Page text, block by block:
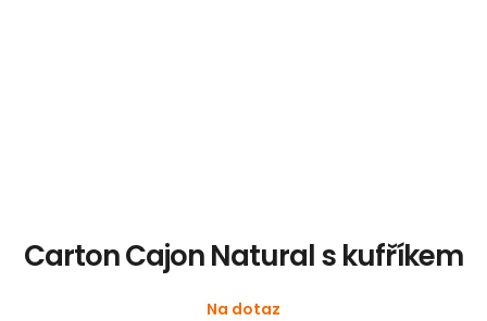
Carton Cajon Natural s kufříkem
Na dotaz